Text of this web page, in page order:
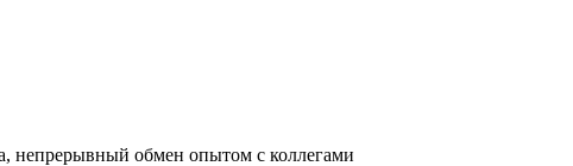
непрерывный обмен опытом с коллегами